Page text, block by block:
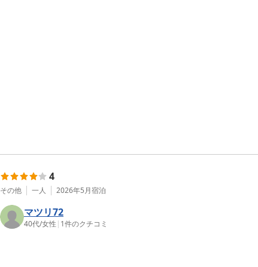
4
その他 一人 2026年5月宿泊
マツリ72
40代/女性 | 1件のクチコミ